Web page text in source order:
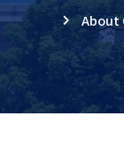
About